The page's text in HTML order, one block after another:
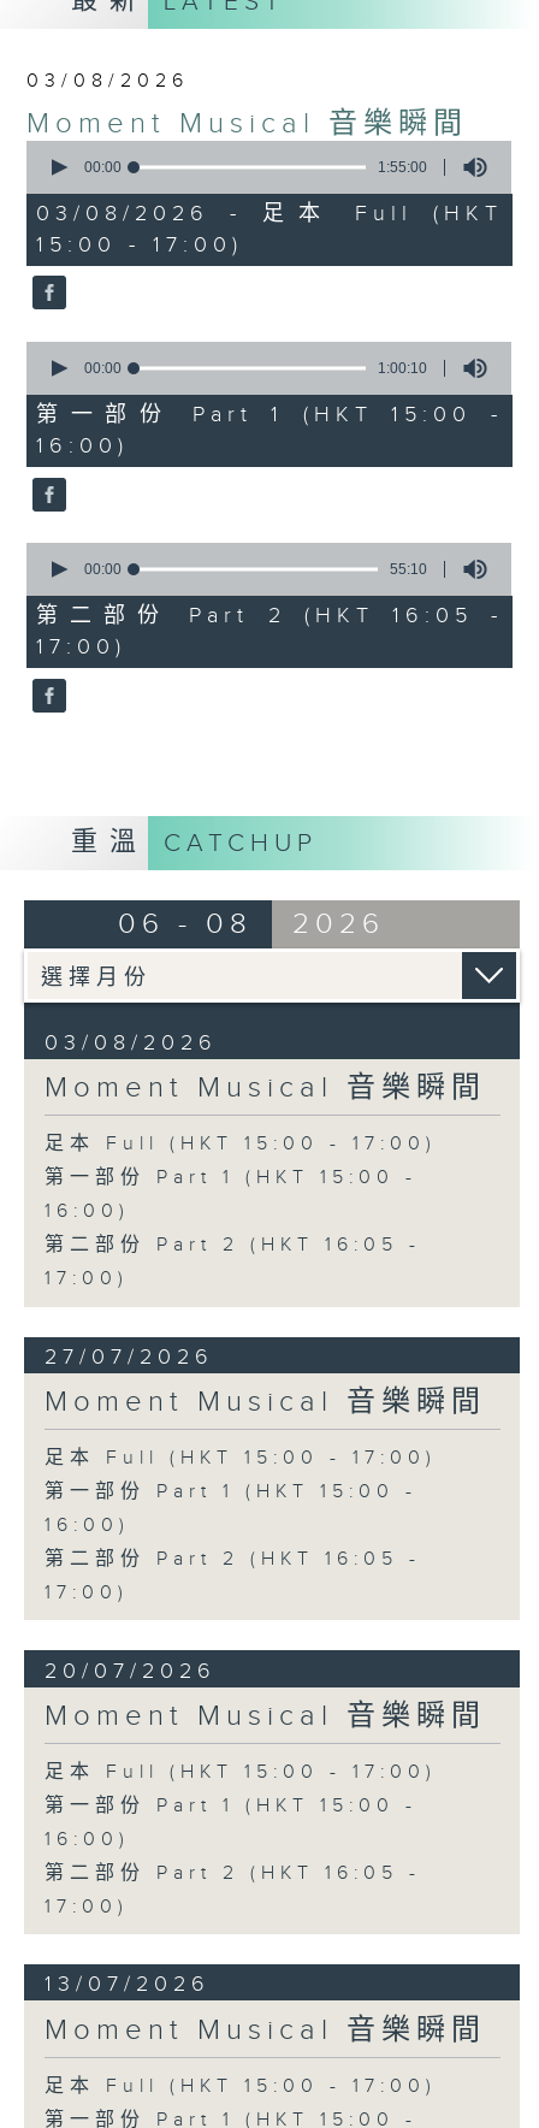
03/08/2026
Moment Musical 音樂瞬間
seconds
1
hour,
55
minutes,
0
seconds
00:00 1:55:00
03/08/2026 - 足本 Full (HKT
15:00 - 17:00)
seconds
1
hour,
10
seconds
00:00 1:00:10
第一部份 Part 1 (HKT 15:00 -
16:00)
seconds
55
minutes,
10
seconds
00:00 55:10
第二部份 Part 2 (HKT 16:05 -
17:00)
重溫 CATCHUP
06 - 08 2026
03/08/2026
Moment Musical 音樂瞬間
足本 Full (HKT 15:00 - 17:00)
第一部份 Part 1 (HKT 15:00 -
16:00)
第二部份 Part 2 (HKT 16:05 -
17:00)
27/07/2026
Moment Musical 音樂瞬間
足本 Full (HKT 15:00 - 17:00)
第一部份 Part 1 (HKT 15:00 -
16:00)
第二部份 Part 2 (HKT 16:05 -
17:00)
20/07/2026
Moment Musical 音樂瞬間
足本 Full (HKT 15:00 - 17:00)
第一部份 Part 1 (HKT 15:00 -
16:00)
第二部份 Part 2 (HKT 16:05 -
17:00)
13/07/2026
Moment Musical 音樂瞬間
足本 Full (HKT 15:00 - 17:00)
第一部份 Part 1 (HKT 15:00 -